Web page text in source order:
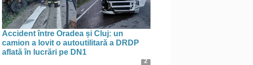
Accident între Oradea și Cluj: un
camion a lovit o autoutilitară a DRDP
aflată în lucrări pe DN1
2